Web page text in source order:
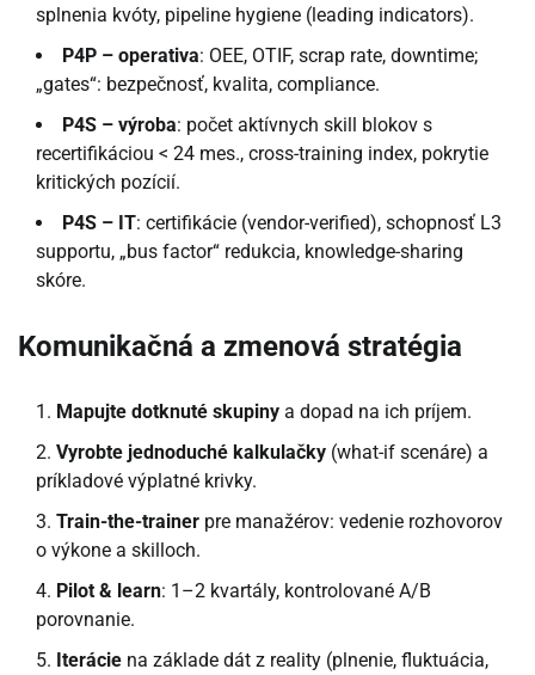
splnenia kvóty, pipeline hygiene (leading indicators).
P4P – operativa: OEE, OTIF, scrap rate, downtime;
„gates“: bezpečnosť, kvalita, compliance.
P4S – výroba: počet aktívnych skill blokov s
recertifikáciou < 24 mes., cross-training index, pokrytie
kritických pozícií.
P4S – IT: certifikácie (vendor-verified), schopnosť L3
supportu, „bus factor“ redukcia, knowledge-sharing
skóre.
Komunikačná a zmenová stratégia
Mapujte dotknuté skupiny a dopad na ich príjem.
Vyrobte jednoduché kalkulačky (what-if scenáre) a
príkladové výplatné krivky.
Train-the-trainer pre manažérov: vedenie rozhovorov
o výkone a skilloch.
Pilot & learn: 1–2 kvartály, kontrolované A/B
porovnanie.
Iterácie na základe dát z reality (plnenie, fluktuácia,